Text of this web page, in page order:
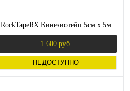
RockTapeRX Кинезиотейп 5см х 5м
1 600 руб.
НЕДОСТУПНО